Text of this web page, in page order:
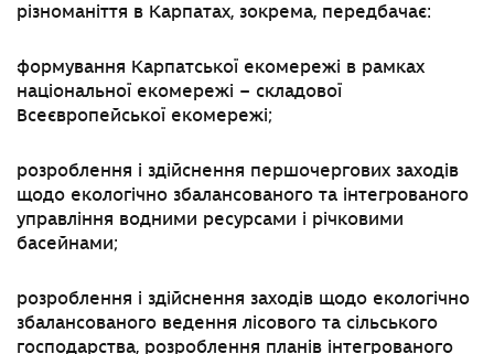
різноманіття в Карпатах, зокрема, передбачає:
формування Карпатської екомережі в рамках
національної екомережі – складової
Всеєвропейської екомережі;
розроблення і здійснення першочергових заходів
щодо екологічно збалансованого та інтегрованого
управління водними ресурсами і річковими
басейнами;
розроблення і здійснення заходів щодо екологічно
збалансованого ведення лісового та сільського
господарства, розроблення планів інтегрованого